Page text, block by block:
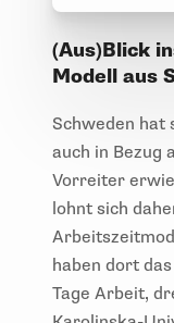
(Aus)Blick
Modell aus
Schweden hat
auch in Bezug
Vorreiter
lohnt sich
haben dort
Tage Arbeit,